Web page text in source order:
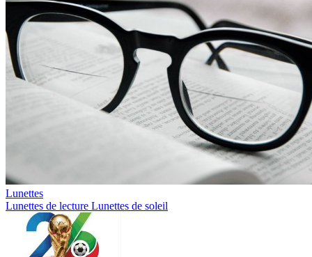
Lunettes
Lunettes de lecture Lunettes de soleil